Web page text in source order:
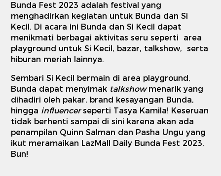
Bunda Fest 2023 adalah festival yang
menghadirkan kegiatan untuk Bunda dan Si
Kecil. Di acara ini Bunda dan Si Kecil dapat
menikmati berbagai aktivitas seru seperti area
playground untuk Si Kecil, bazar, talkshow, serta
hiburan meriah lainnya.
Sembari Si Kecil bermain di area playground,
Bunda dapat menyimak talkshowmenarik yang
dihadiri oleh pakar, brand kesayangan Bunda,
hingga influencerseperti Tasya Kamila! Keseruan
tidak berhenti sampai di sini karena akan ada
penampilan Quinn Salman dan Pasha Ungu yang
ikut meramaikan LazMall Daily Bunda Fest 2023,
Bun!